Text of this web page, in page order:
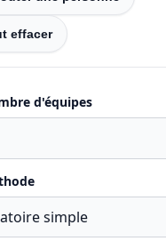
effacer
d'équipes